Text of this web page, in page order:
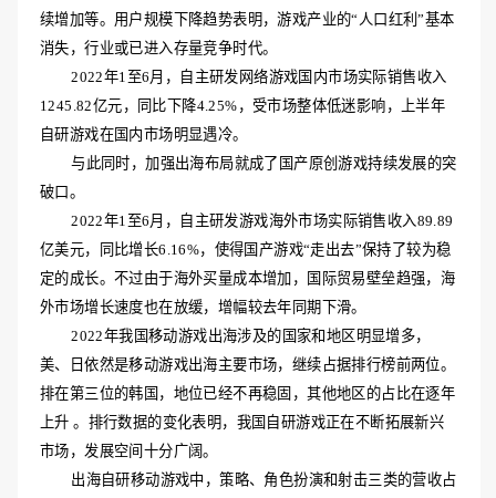
续增加等。用户规模下降趋势表明，游戏产业的“人口红利”基本
消失，行业或已进入存量竞争时代。
2022年1至6月，自主研发网络游戏国内市场实际销售收入
1245.82亿元，同比下降4.25%，受市场整体低迷影响，上半年
自研游戏在国内市场明显遇冷。
与此同时，加强出海布局就成了国产原创游戏持续发展的突
破口。
2022年1至6月，自主研发游戏海外市场实际销售收入89.89
亿美元，同比增长6.16%，使得国产游戏“走出去”保持了较为稳
定的成长。不过由于海外买量成本增加，国际贸易壁垒趋强，海
外市场增长速度也在放缓，增幅较去年同期下滑。
2022年我国移动游戏出海涉及的国家和地区明显增多，
美、日依然是移动游戏出海主要市场，继续占据排行榜前两位。
排在第三位的韩国，地位已经不再稳固，其他地区的占比在逐年
上升 。排行数据的变化表明，我国自研游戏正在不断拓展新兴
市场，发展空间十分广阔。
出海自研移动游戏中，策略、角色扮演和射击三类的营收占